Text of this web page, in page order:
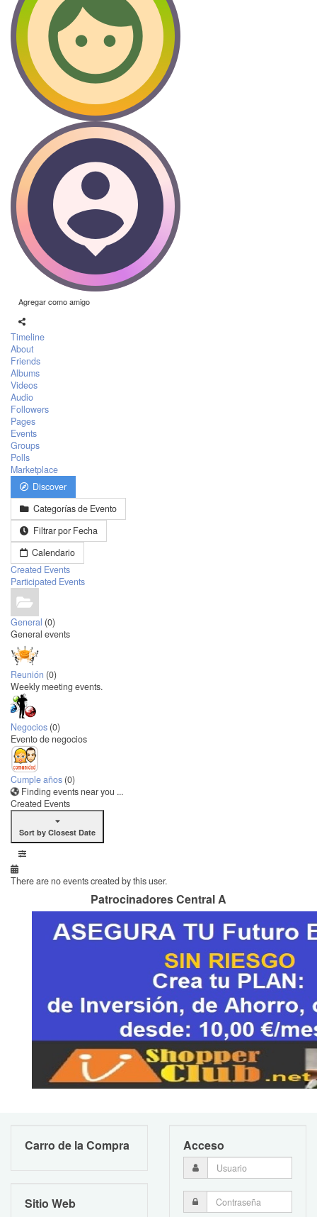
Agregar como amigo
Timeline
About
Friends
Albums
Videos
Audio
Followers
Pages
Events
Groups
Polls
Marketplace
Discover
Categorías de Evento
Filtrar por Fecha
Calendario
Created Events
Participated Events
General (0)
General events
Reunión (0)
Weekly meeting events.
Negocios (0)
Evento de negocios
Cumple años (0)
Finding events near you ...
Created Events
Sort by Closest Date
There are no events created by this user.
Patrocinadores Central A
Carro de la Compra
Sitio Web
Acceso